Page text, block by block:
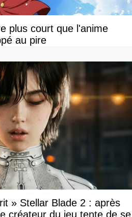
plus court que l'anime
au pire
» Stellar Blade 2 : après
créateur du jeu tente de se